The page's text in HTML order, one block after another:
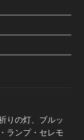
りの灯、ブルッ
ランプ・セレモ